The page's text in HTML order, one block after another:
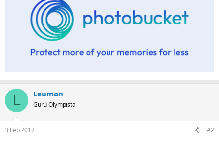
L Leuman
Gurú Olympista
3 Feb 2012 #2